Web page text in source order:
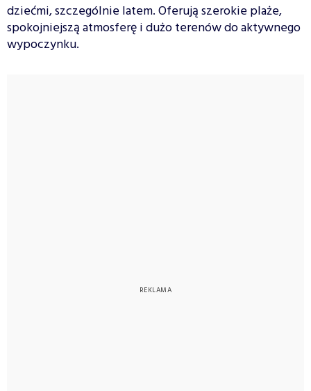
dziećmi, szczególnie latem. Oferują szerokie plaże,
spokojniejszą atmosferę i dużo terenów do aktywnego
wypoczynku.